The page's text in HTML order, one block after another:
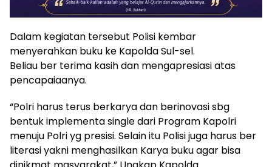
Dalam kegiatan tersebut Polisi kembar
menyerahkan buku ke Kapolda Sul-sel.
Beliau ber terima kasih dan mengapresiasi atas
pencapaiaanya.
“Polri harus terus berkarya dan berinovasi sbg
bentuk implementa single dari Program Kapolri
menuju Polri yg presisi. Selain itu Polisi juga harus ber
literasi yakni menghasilkan Karya buku agar bisa